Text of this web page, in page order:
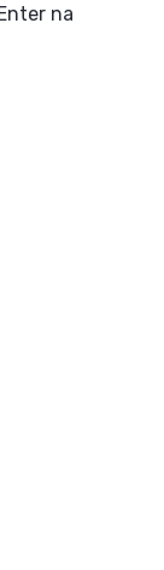
na